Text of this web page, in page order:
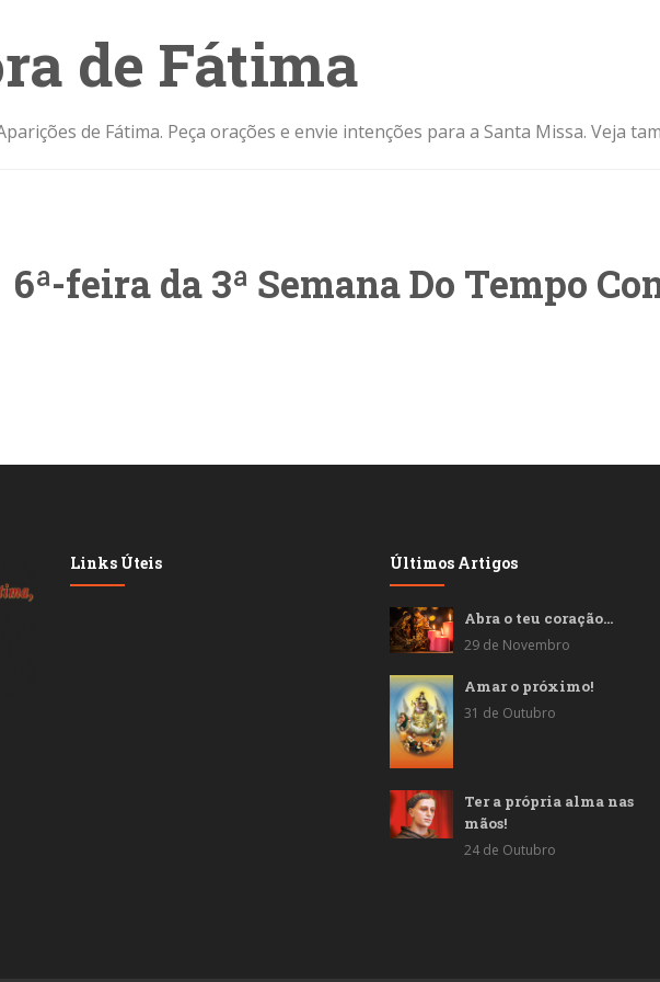
de Fátima
de Fátima. Peça orações e envie intenções para a Santa Missa. Veja
6ª-feira da 3ª Semana Do Tempo
Links Úteis Últimos Artigos
Abra o teu coração…
29 de Novembro
Amar o próximo!
31 de Outubro
Ter a própria alma nas
mãos!
24 de Outubro